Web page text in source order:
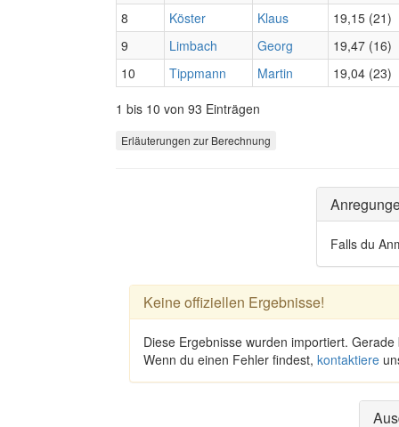
8
Köster Klaus
19,15 (21)
9
Limbach Georg
19,47 (16)
10
Tippmann Martin
19,04 (23)
1 bis 10 von 93 Einträgen
Erläuterungen zur Berechnung
Falls du
Keine offiziellen Ergebnisse!
Diese Ergebnisse wurden importiert.
Wenn du einen Fehler findest, kontaktiere